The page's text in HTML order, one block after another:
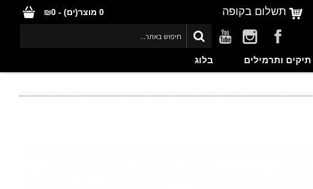
תשלום בקופה 0 מוצר(ים) - ₪0
תיקים ותרמילים בלוג